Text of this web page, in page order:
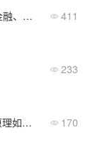
信创国产化行业应用全景：金融、政务、制造、能源等场景落地方法 411
233
从Socket到P2P：内网聊天原理如何实现高效即时通信？ 170